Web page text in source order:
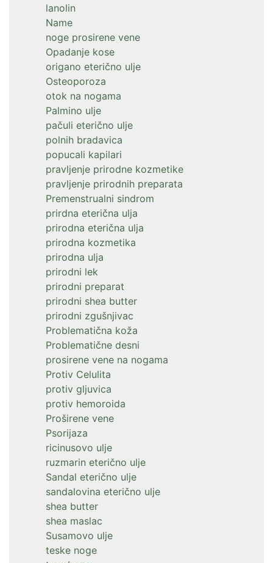
lanolin
Name
noge prosirene vene
Opadanje kose
origano eterično ulje
Osteoporoza
otok na nogama
Palmino ulje
pačuli eterično ulje
polnih bradavica
popucali kapilari
pravljenje prirodne kozmetike
pravljenje prirodnih preparata
Premenstrualni sindrom
prirdna eterična ulja
prirodna eterična ulja
prirodna kozmetika
prirodna ulja
prirodni lek
prirodni preparat
prirodni shea butter
prirodni zgušnjivac
Problematična koža
Problematične desni
prosirene vene na nogama
Protiv Celulita
protiv gljuvica
protiv hemoroida
Proširene vene
Psorijaza
ricinusovo ulje
ruzmarin eterično ulje
Sandal eterično ulje
sandalovina eterično ulje
shea butter
shea maslac
Susamovo ulje
teske noge